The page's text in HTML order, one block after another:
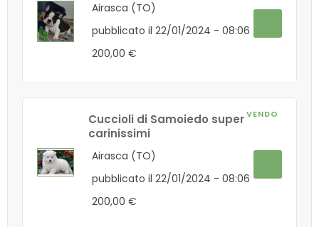
Airasca (TO)
pubblicato il 22/01/2024 - 08:06
200,00 €
VENDO
Cuccioli di Samoiedo super
carinissimi
Airasca (TO)
pubblicato il 22/01/2024 - 08:06
200,00 €